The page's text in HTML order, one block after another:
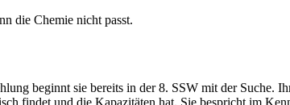
die Chemie nicht passt.
beginnt sie bereits in der 8. SSW mit der Suche.